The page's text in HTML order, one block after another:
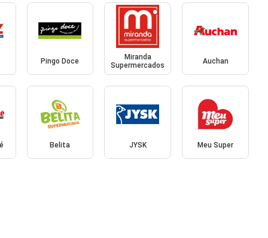
Pingo Doce
Miranda
Supermercados
Auchan
Belita JYSK Meu Super